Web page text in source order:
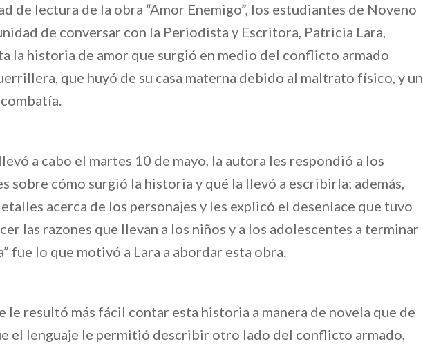
de lectura de la obra “Amor Enemigo”, los estudiantes de Noveno
de conversar con la Periodista y Escritora, Patricia Lara,
la historia de amor que surgió en medio del conflicto armado
que huyó de su casa materna debido al maltrato físico, y un
a cabo el martes 10 de mayo, la autora les respondió a los
sobre cómo surgió la historia y qué la llevó a escribirla; además,
acerca de los personajes y les explicó el desenlace que tuvo
las razones que llevan a los niños y a los adolescentes a terminar
fue lo que motivó a Lara a abordar esta obra.
le resultó más fácil contar esta historia a manera de novela que de
el lenguaje le permitió describir otro lado del conflicto armado,